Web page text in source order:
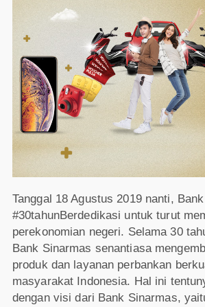
Tanggal 18 Agustus 2019 nanti,
#30tahunBerdedikasi untuk turut
perekonomian negeri. Selama 30
Bank Sinarmas senantiasa
produk dan layanan perbankan
masyarakat Indonesia. Hal ini
dengan visi dari Bank Sinarmas,